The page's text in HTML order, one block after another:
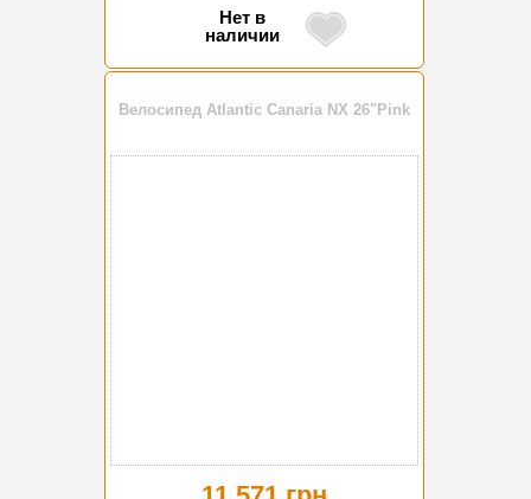
Нет в
наличии
Велосипед Atlantic Canaria NX 26"Pink